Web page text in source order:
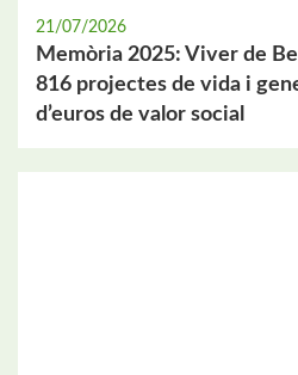
21/07/2026
Memòria 2025: Viver de
816 projectes de vida i
d’euros de valor social